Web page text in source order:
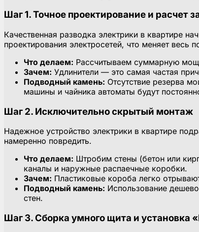
Шаг 1. Точное проектирование и расчет
Качественная разводка электрики в квартире
проектирования электросетей, что меняет весь
Что делаем: Рассчитываем суммарную
Зачем: Удлинители — это самая частая
Подводный камень: Отсутствие резерва
машины и чайника автоматы будут
Шаг 2. Исключительно скрытый монтаж
Надежное устройство электрики в квартире
намеренно повредить.
Что делаем: Штробим стены (бетон или
каналы и наружные распаечные коробки.
Зачем: Пластиковые короба легко
Подводный камень: Использование
стен.
Шаг 3. Сборка умного щита и установка